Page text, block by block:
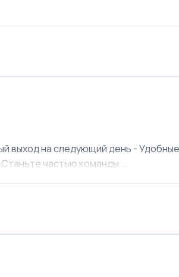
выход на следующий день -
частью команды ...